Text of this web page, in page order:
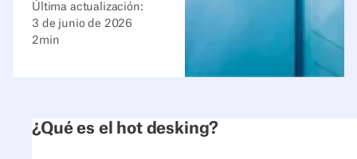
Última actualización:
3 de junio de 2026
2min
¿Qué es el hot desking?